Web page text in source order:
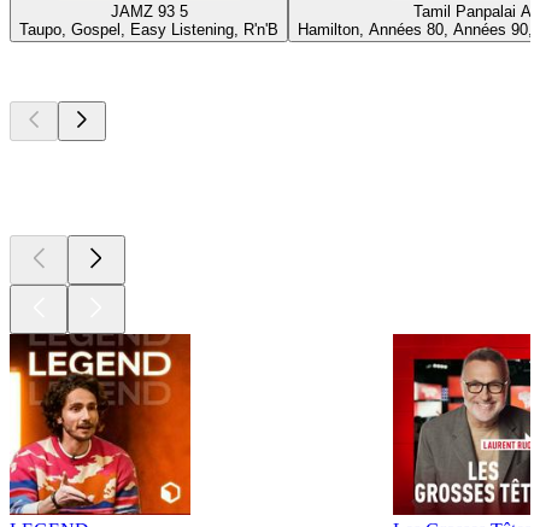
JAMZ 93 5
Taupo, Gospel, Easy Listening, R'n'B
Tamil Panpalai
Hamilton, Années 80, Années 90,